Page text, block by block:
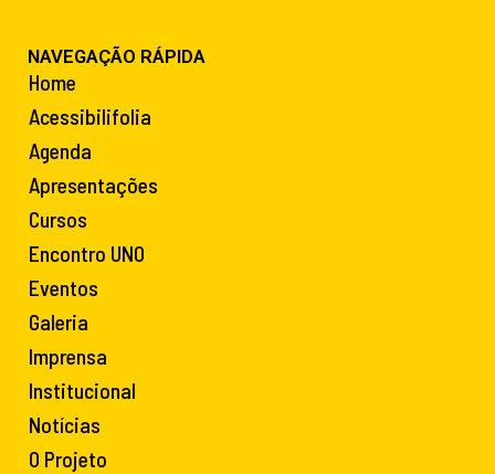
NAVEGAÇÃO RÁPIDA
Home
Acessibilifolia
Agenda
Apresentações
Cursos
Encontro UNO
Eventos
Galeria
Imprensa
Institucional
Notícias
O Projeto